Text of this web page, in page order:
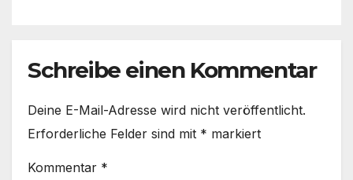
Schreibe einen Kommentar
Deine E-Mail-Adresse wird nicht veröffentlicht.
Erforderliche Felder sind mit * markiert
Kommentar *